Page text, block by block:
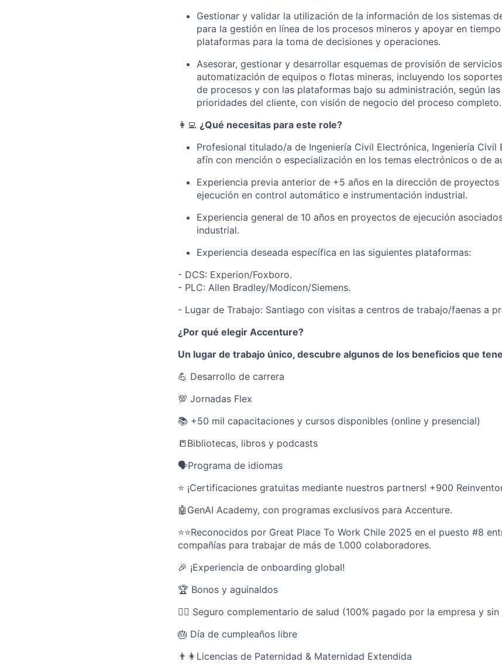
Gestionar y validar la utilización de la información de los sistemas
para la gestión en línea de los procesos mineros y apoyar en
plataformas para la toma de decisiones y operaciones.
Asesorar, gestionar y desarrollar esquemas de provisión de
automatización de equipos o flotas mineras, incluyendo los
de procesos y con las plataformas bajo su administración, según
prioridades del cliente, con visión de negocio del proceso completo.
👩‍💻 ¿Qué necesitas para este role?
Profesional titulado/a de Ingeniería Civil Electrónica, Ingeniería Civil
afín con mención o especialización en los temas electrónicos o de
Experiencia previa anterior de +5 años en la dirección de
ejecución en control automático e instrumentación industrial.
Experiencia general de 10 años en proyectos de ejecución
industrial.
Experiencia deseada específica en las siguientes plataformas:
- DCS: Experion/Foxboro.
- PLC: Allen Bradley/Modicon/Siemens.
- Lugar de Trabajo: Santiago con visitas a centros de trabajo/faenas a
¿Por qué elegir Accenture?
Un lugar de trabajo único, descubre algunos de los beneficios que
💪 Desarrollo de carrera
💯 Jornadas Flex
📚 +50 mil capacitaciones y cursos disponibles (online y presencial)
📒Bibliotecas, libros y podcasts
🗣️Programa de idiomas
⭐ ¡Certificaciones gratuitas mediante nuestros partners! +900
🤖GenAI Academy, con programas exclusivos para Accenture.
⭐⭐Reconocidos por Great Place To Work Chile 2025 en el puesto #8
compañías para trabajar de más de 1.000 colaboradores.
🎉 ¡Experiencia de onboarding global!
🏆 Bonos y aguinaldos
👩‍⚕️ Seguro complementario de salud (100% pagado por la empresa y
🎂 Día de cumpleaños libre
👨‍👩Licencias de Paternidad & Maternidad Extendida